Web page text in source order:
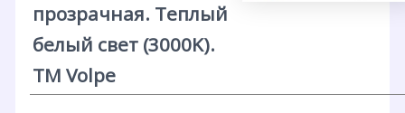
прозрачная. Теплый
белый свет (3000K).
ТМ Volpe